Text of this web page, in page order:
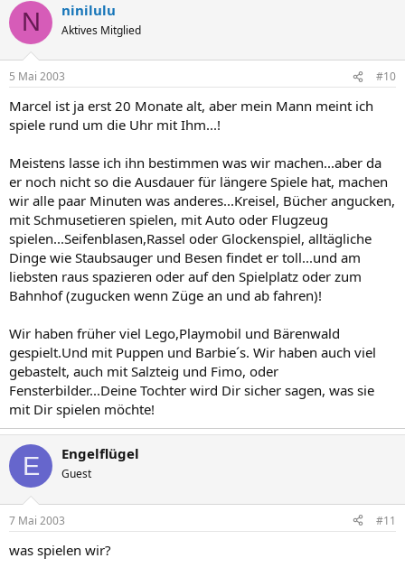
N ninilulu
Aktives Mitglied
5 Mai 2003 #10
Marcel ist ja erst 20 Monate alt, aber mein Mann meint ich
spiele rund um die Uhr mit Ihm...!
Meistens lasse ich ihn bestimmen was wir machen...aber da
er noch nicht so die Ausdauer für längere Spiele hat, machen
wir alle paar Minuten was anderes...Kreisel, Bücher angucken,
mit Schmusetieren spielen, mit Auto oder Flugzeug
spielen...Seifenblasen,Rassel oder Glockenspiel, alltägliche
Dinge wie Staubsauger und Besen findet er toll...und am
liebsten raus spazieren oder auf den Spielplatz oder zum
Bahnhof (zugucken wenn Züge an und ab fahren)!
Wir haben früher viel Lego,Playmobil und Bärenwald
gespielt.Und mit Puppen und Barbie´s. Wir haben auch viel
gebastelt, auch mit Salzteig und Fimo, oder
Fensterbilder...Deine Tochter wird Dir sicher sagen, was sie
mit Dir spielen möchte!
E Engelflügel
Guest
7 Mai 2003 #11
was spielen wir?